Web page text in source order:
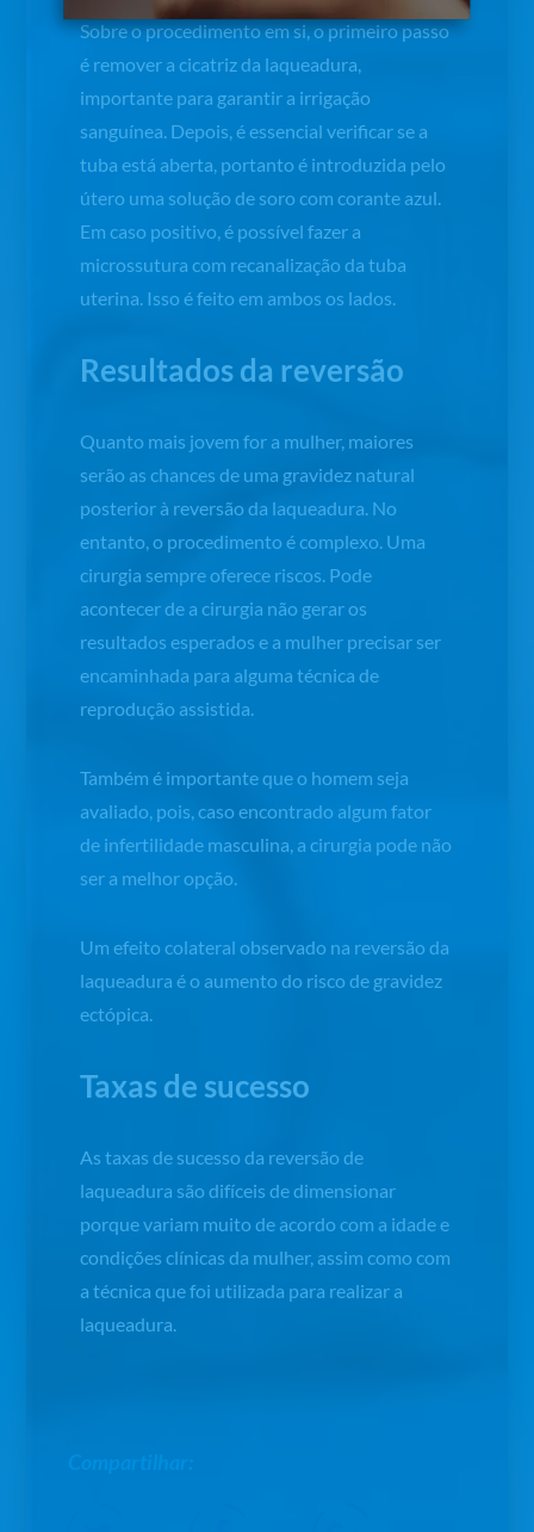
Sobre o procedimento em si, o primeiro passo
é remover a cicatriz da laqueadura,
importante para garantir a irrigação
sanguínea. Depois, é essencial verificar se a
tuba está aberta, portanto é introduzida pelo
útero uma solução de soro com corante azul.
Em caso positivo, é possível fazer a
microssutura com recanalização da tuba
uterina. Isso é feito em ambos os lados.
Resultados da reversão
Quanto mais jovem for a mulher, maiores
serão as chances de uma gravidez natural
posterior à reversão da laqueadura. No
entanto, o procedimento é complexo. Uma
cirurgia sempre oferece riscos. Pode
acontecer de a cirurgia não gerar os
resultados esperados e a mulher precisar ser
encaminhada para alguma técnica de
reprodução assistida.
Também é importante que o homem seja
avaliado, pois, caso encontrado algum fator
de infertilidade masculina, a cirurgia pode não
ser a melhor opção.
Um efeito colateral observado na reversão da
laqueadura é o aumento do risco de gravidez
ectópica.
Taxas de sucesso
As taxas de sucesso da reversão de
laqueadura são difíceis de dimensionar
porque variam muito de acordo com a idade e
condições clínicas da mulher, assim como com
a técnica que foi utilizada para realizar a
laqueadura.